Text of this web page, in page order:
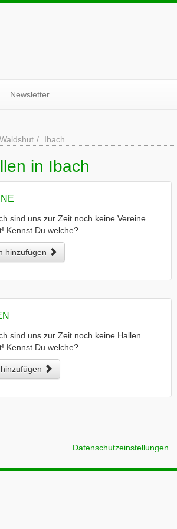
Newsletter
Ibach
in Ibach
sind uns zur Zeit noch keine Vereine
Kennst Du welche?
hinzufügen
sind uns zur Zeit noch keine Hallen
Kennst Du welche?
Datenschutzeinstellungen